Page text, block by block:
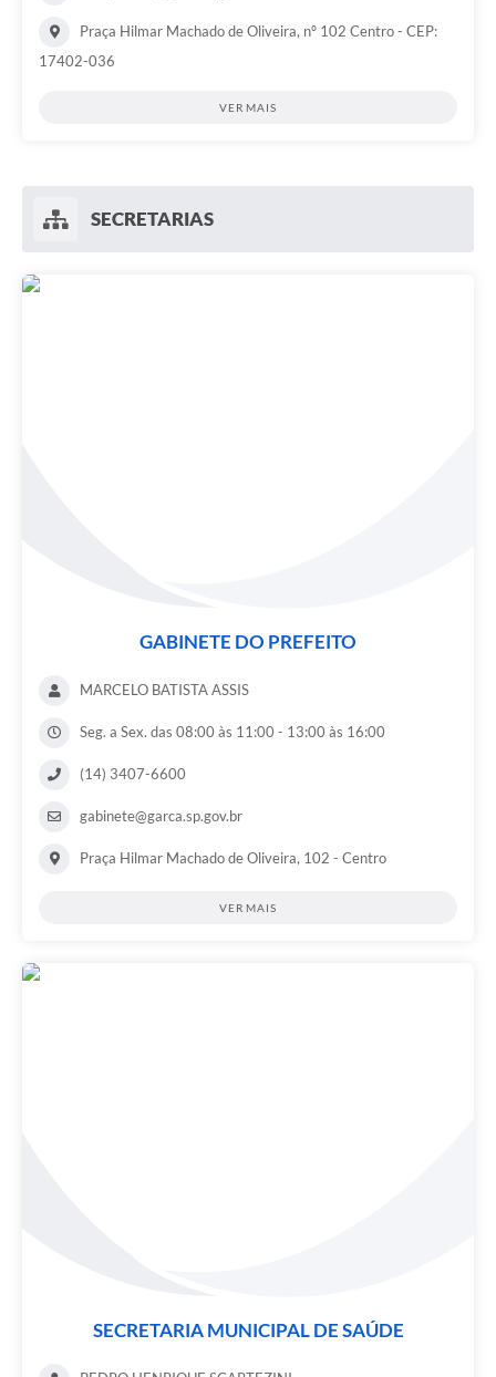
Praça Hilmar Machado de Oliveira, nº 102 Centro - CEP:
17402-036
VER MAIS
SECRETARIAS
GABINETE DO PREFEITO
MARCELO BATISTA ASSIS
Seg. a Sex. das 08:00 às 11:00 - 13:00 às 16:00
(14) 3407-6600
gabinete@garca.sp.gov.br
Praça Hilmar Machado de Oliveira, 102 - Centro
VER MAIS
SECRETARIA MUNICIPAL DE SAÚDE